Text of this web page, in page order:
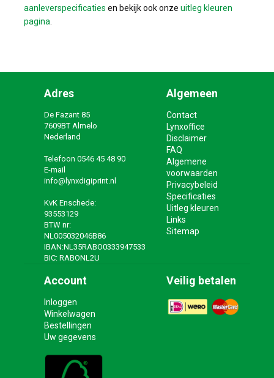
aanleverspecificaties en bekijk ook onze uitleg kleuren
pagina
Adres
De Fazant 85
7609BT Almelo
Nederland
Telefoon 0546 45 48 90
E-mail
info@lynxdigiprint.nl
KvK Enschede:
93553129
BTW nr:
NL005032046B86
IBAN:NL35RABO0333947533
BIC: RABONL2U
Algemeen
Contact
Lynxoffice
Disclaimer
FAQ
Algemene
voorwaarden
Privacybeleid
Specificaties
Uitleg kleuren
Links
Sitemap
Account
Inloggen
Winkelwagen
Bestellingen
Uw gegevens
Veilig betalen